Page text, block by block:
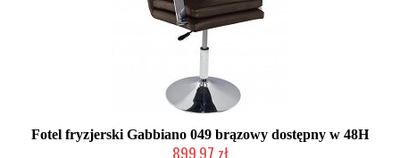
Fotel fryzjerski Gabbiano 049 brązowy dostępny w 48H
899,97 zł